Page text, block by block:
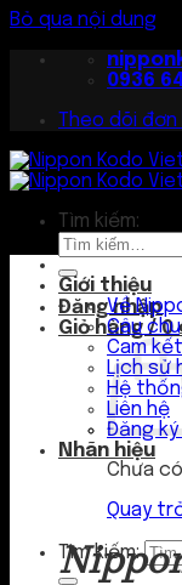
Bỏ qua nội dung
0936
Theo dõi đơn
Tìm kiếm:
Đăng nhập
Giỏ hàng /0
Chưa
Quay
Tìm kiếm:
Giới thiệu
Về
Câu
Cam
Lịch sử
Hệ
Liên hệ
Đăng ký
Nhãn hiệu